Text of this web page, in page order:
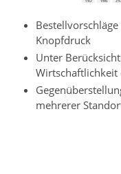
Knopfdruck
Unter
Wirtschaftlichkeit
mehrerer